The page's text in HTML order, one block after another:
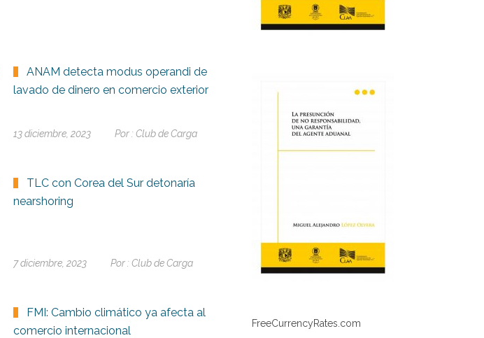
ANAM detecta modus operandi de
lavado de dinero en comercio exterior
13 diciembre, 2023 Por : Club de Carga
TLC con Corea del Sur detonaría
nearshoring
7 diciembre, 2023 Por : Club de Carga
FMI: Cambio climático ya afecta al
comercio internacional
FreeCurrencyRates.com